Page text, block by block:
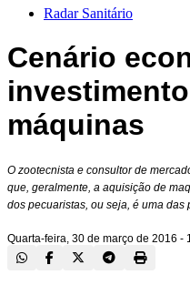
Radar Sanitário
Cenário
máquinas
O zootecnista e consultor de
que, geralmente, a aquisição de
dos pecuaristas, ou seja, é uma das
Quarta-feira, 30 de março de 2016 -